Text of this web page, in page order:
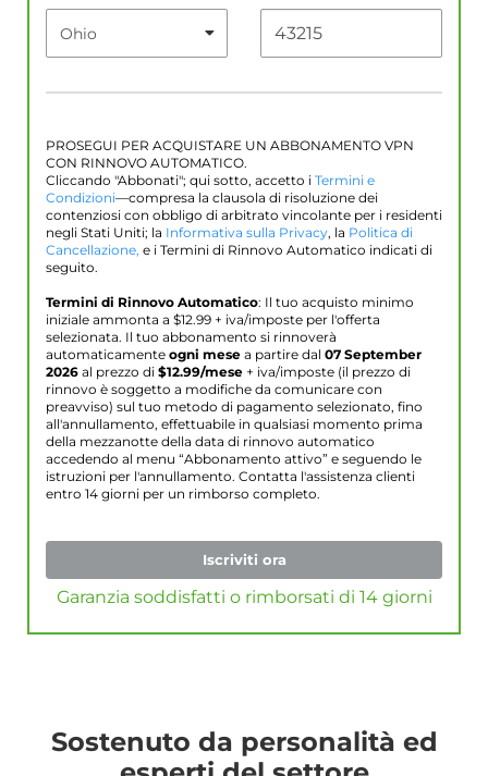
PROSEGUI PER ACQUISTARE UN ABBONAMENTO VPN
CON RINNOVO AUTOMATICO.
Cliccando "Abbonati"; qui sotto, accetto i Termini e
Condizioni—compresa la clausola di risoluzione dei
contenziosi con obbligo di arbitrato vincolante per i residenti
negli Stati Uniti; la Informativa sulla Privacy, la Politica di
Cancellazione, e i Termini di Rinnovo Automatico indicati di
seguito.
Termini di Rinnovo Automatico: Il tuo acquisto minimo
iniziale ammonta a $12.99 + iva/imposte per l'offerta
selezionata. Il tuo abbonamento si rinnoverà
automaticamente ogni mese a partire dal 07 September
2026 al prezzo di $12.99/mese + iva/imposte (il prezzo di
rinnovo è soggetto a modifiche da comunicare con
preavviso) sul tuo metodo di pagamento selezionato, fino
all'annullamento, effettuabile in qualsiasi momento prima
della mezzanotte della data di rinnovo automatico
accedendo al menu “Abbonamento attivo” e seguendo le
istruzioni per l'annullamento. Contatta l'assistenza clienti
entro 14 giorni per un rimborso completo.
Iscriviti ora
Garanzia soddisfatti o rimborsati di 14 giorni
Sostenuto da personalità ed